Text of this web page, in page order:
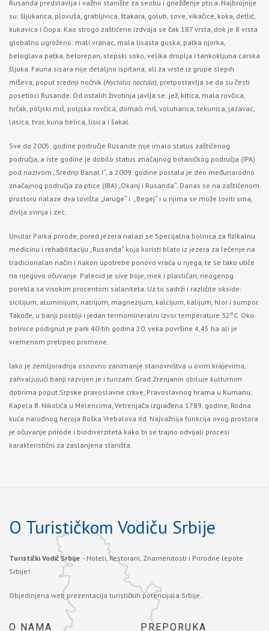
Rusanda predstavlja i važno stanište za seobu i gnežđenje ptica. Najbrojnije
su: šljukarica, plovuša, grabljivica, štakara, golub, sove, vikačice, koka, detlić,
kukavica i čiopa. Kao strogo zaštićene izdvaja se čak 187 vrsta, dok je 8 vrsta
globalno ugroženo: mali vranac, mala lisasta guska, patka njorka,
beloglava patka, belorepan, stepski soko, velika droplja i tankokljuna carska
šljuka. Fauna sisara nije detaljno ispitana, ali za vrste iz grupe slepih
miševa, poput srednji noćnik (Nyctalus noctula), pretpostavlja se da su česti
posetioci Rusande. Od ostalih životinja javlja se: jež, krtica, mala rovčica,
hrčak, poljski miš, poljska rovčica, domaći miš, voluharica, tekunica, jazavac,
lasica, tvor, kuna belica, lisica i šakal.
Sve do 2005. godine područje Rusande nije imalo status zaštićenog
područja, a iste godine je dobilo status značajnog botaničkog područja (IPA)
pod nazivom „Srednji Banat I“, a 2009. godine postala je deo međunarodno
značajnog područja za ptice (IBA) „Okanj i Rusanda“. Danas se na zaštićenom
prostoru nalaze dva lovišta „Jaruge“ i „Begej“ i u njima se može loviti srna,
divlja svinja i zec.
Unutar Parka prirode, pored jezera nalazi se Specijalna bolnica za fizikalnu
medicinu i rehabilitaciju „Rusanda“ koja koristi blato iz jezera za lečenje na
tradicionalan način i nakon upotrebe ponovo vraća u njega, te se tako utiče
na njegovo očuvanje. Paleoid je sive boje, mek i plastičan, neogenog
porekla sa visokim procentom salaniteta. Uz to sadrži i različite okside:
sicilijum, aluminijum, natrijum, magnezijum, kalcijum, kalijum, hlor i sumpor.
Takođe, u banji postoji i jedan termomineralni izvor temperature 32°C. Oko
bolnice podignut je park 40-tih godina 20. veka površine 4,45 ha ali je
vremenom pretrpeo promene.
Iako je zemljoradnja osnovno zanimanje stanovništva u ovim krajevima,
zahvaljujući banji razvijen je i turizam. Grad Zrenjanin obiluje kulturnim
dobrima poput Srpske pravoslavne crkve, Pravoslavnog hrama u Kumanu,
Kapela B. Nikolića u Melencima, Vetrenjača izgrađena 1789. godine, Rodna
kuća narodnog heroja Boška Vrebalova itd. Najvažnija funkcija ovog prostora
je očuvanje prirode i biodiverziteta kako bi se trajno odvijali procesi
karakteristični za zaslanjena staništa.
O Turističkom Vodiču Srbije
Turistički Vodič Srbije - Hoteli, Restorani, Znamenitosti i Prirodne lepote
Srbije!
Objedinjena web prezentacija turističkih potencijala Srbije.
O NAMA PREPORUKA